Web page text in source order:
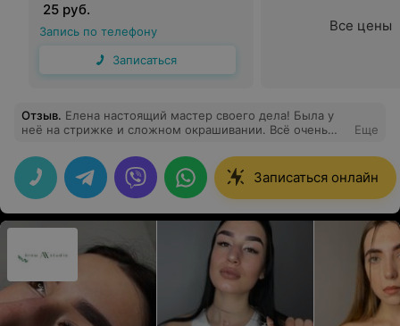
25 руб.
Запись по телефону
Записаться
Все цены
Отзыв. Елена настоящий мастер своего дела! Была у
неё на стрижке и сложном окрашивании. Всё очень
Еще
Записаться онлайн